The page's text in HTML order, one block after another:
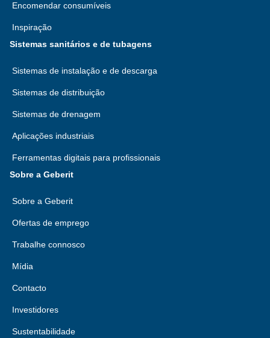
Encomendar consumíveis
Inspiração
Sistemas sanitários e de tubagens
Sistemas de instalação e de descarga
Sistemas de distribuição
Sistemas de drenagem
Aplicações industriais
Ferramentas digitais para profissionais
Sobre a Geberit
Sobre a Geberit
Ofertas de emprego
Trabalhe connosco
Mídia
Contacto
Investidores
Sustentabilidade